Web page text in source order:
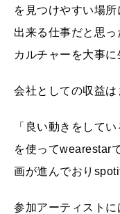
を見つけやすい場
出来る仕事だと思
カルチャーを大事
会社としての収益
「良い動きをして
を使ってwearestar
画が進んでおり
参加アーティスト